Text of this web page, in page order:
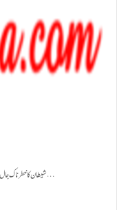
شیطان کا خطرناک جال: حضرتِ سیدنااما م ابومحمد علیہ رحمۃ اللہ الصمد فرماتے ہیں: ”تین زاہد دورانِ سال فقط اللہ…